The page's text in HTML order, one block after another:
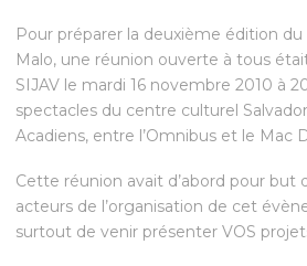
Pour préparer la deuxième édition du
Malo, une réunion ouverte à tous
SIJAV le mardi 16 novembre 2010 à
spectacles du centre culturel
Acadiens, entre l’Omnibus et le Mac
Cette réunion avait d’abord pour but
acteurs de l’organisation de cet
surtout de venir présenter VOS